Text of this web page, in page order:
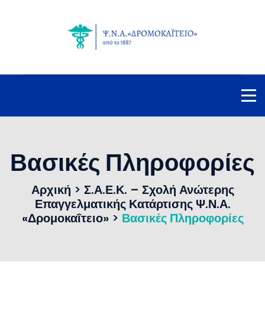
Βασικές Πληροφορίες
Αρχική > Σ.Α.Ε.Κ. – Σχολή Ανώτερης
Επαγγελματικής Κατάρτισης Ψ.Ν.Α.
«Δρομοκαΐτειο»> Βασικές Πληροφορίες